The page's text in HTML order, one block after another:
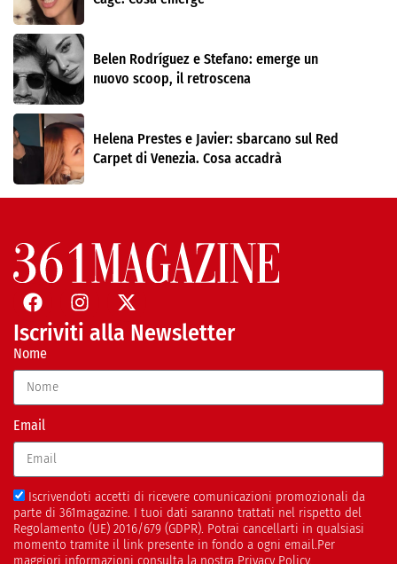
Belen Rodríguez e Stefano: emerge un
nuovo scoop, il retroscena
Helena Prestes e Javier: sbarcano sul Red
Carpet di Venezia. Cosa accadrà
Iscriviti alla Newsletter
Nome
Email
Iscrivendoti accetti di ricevere comunicazioni promozionali da
parte di 361magazine. I tuoi dati saranno trattati nel rispetto del
Regolamento (UE) 2016/679 (GDPR). Potrai cancellarti in qualsiasi
momento tramite il link presente in fondo a ogni email.Per
maggiori informazioni consulta la nostra Privacy Policy.